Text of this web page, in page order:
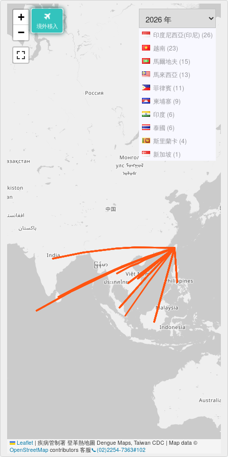
境外移入
動態地圖
+
−
印度尼西亞(印尼) (26)
越南 (23)
馬爾地夫 (15)
馬來西亞 (13)
菲律賓 (11)
柬埔寨 (9)
印度 (6)
泰國 (6)
斯里蘭卡 (4)
新加坡 (1)
Leaflet | 疾病管制署 登革熱地圖 Dengue Maps, Taiwan CDC | Map data ©
OpenStreetMap contributors 客服📞(02)2254-7363#102